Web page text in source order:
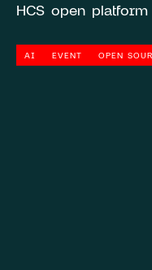
HCS open
AI EVENT OPEN